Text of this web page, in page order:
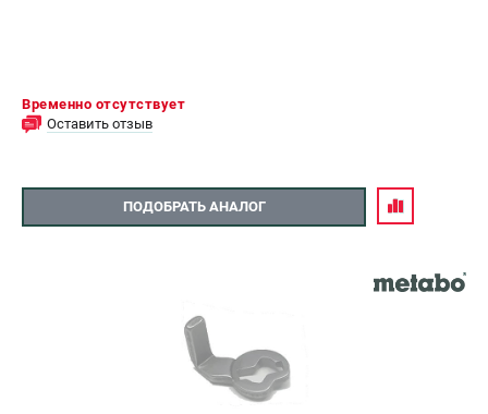
Временно отсутствует
Оставить отзыв
ПОДОБРАТЬ АНАЛОГ